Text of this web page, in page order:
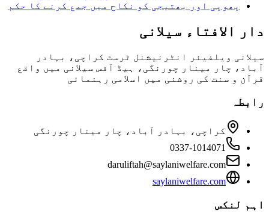
پھوپی اور بھتیجی کو نکاح میں جمع کرنے کا حکم
الافتاء سیلانی
ویلفیئر انٹرنیشنل ٹرسٹ کراچی، بہادر
چار مینار چورنگی، ہیڈ آفس سیلانی میں واقع
و سنت کی روشنی میں اسلامی رہنمائی
کراچی، بہادر آباد، چار مینار چورنگی
0337-1014071
daruliftah@saylaniwelfare.com
saylaniwelfare.com
لنکس